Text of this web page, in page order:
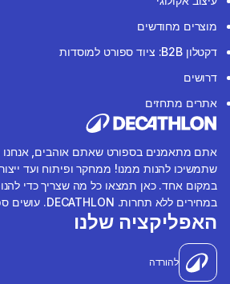
מוצרים מחודשים
דקטלון B2B: ציוד ספורט למוסדות
דרושים
אתרים מתחזים
אתם מתאמנים בספורט שאתם אוהבים, אנחנו
שתמשיכו להנות ממנו! ממחקר ופיתוח ועד
במקום אחד. כאן תמצאו כל מה שצריך כדי
במחירים ללא תחרות. DECATHLON. עושים ספורט יחד!
האפליקציה שלנו
להורדה